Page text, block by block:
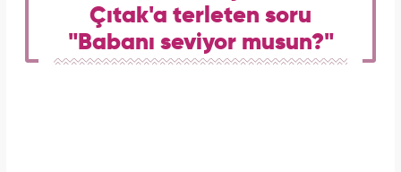
Çıtak'a terleten soru
"Babanı seviyor musun?"